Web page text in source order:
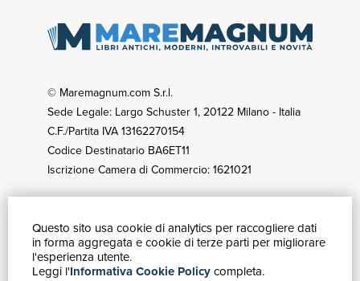
Questo sito usa cookie di analytics per raccogliere dati
in forma aggregata e cookie di terze parti per migliorare
l'esperienza utente.
Leggi l'Informativa Cookie Policycompleta.
© Maremagnum.com S.r.l.
Sede Legale: Largo Schuster 1, 20122 Milano - Italia
C.F./Partita IVA 13162270154
Codice Destinatario BA6ET11
Iscrizione Camera di Commercio: 1621021
GUIDA ACQUISTI
Catalogo
Ricerca avanzata